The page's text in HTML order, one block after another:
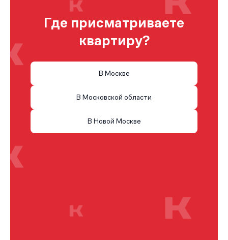
Где присматриваете
квартиру?
В Москве
В Московской области
В Новой Москве